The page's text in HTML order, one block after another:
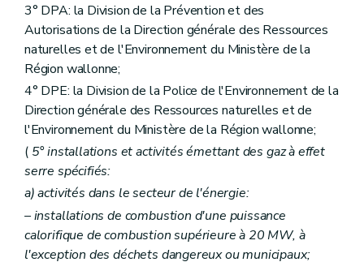
Art. 179
Art. 180
Art. 181
Art. 182
Art. 183
Art. 184
Art. 185
Art. 186
Art. 187
Art. 188
Art. 189
Art. 190
Art. 191
Art. 192
Art. 193
Art. 194
3° DPA: la Division de la Prévention et des
Autorisations de la Direction générale des Ressources
naturelles et de l'Environnement du Ministère de la
Région wallonne;
4° DPE: la Division de la Police de l'Environnement de la
Direction générale des Ressources naturelles et de
l'Environnement du Ministère de la Région wallonne;
( 5° installations et activités émettant des gaz à effet
serre spécifiés:
a) activités dans le secteur de l'énergie:
– installations de combustion d'une puissance
calorifique de combustion supérieure à 20 MW, à
l'exception des déchets dangereux ou municipaux;